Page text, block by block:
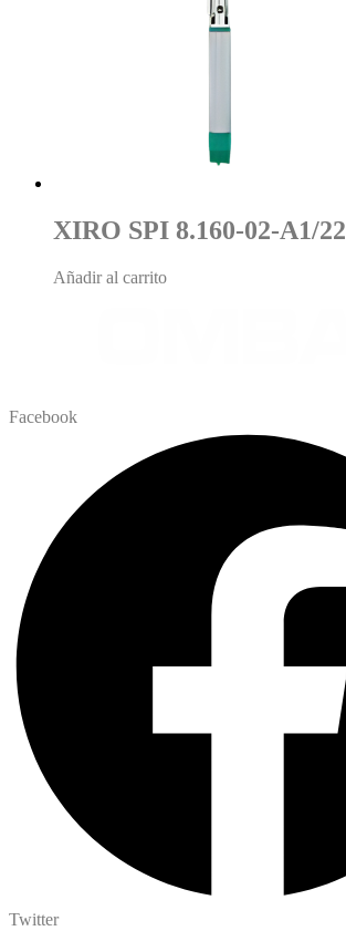
XIRO SPI 8.160-02-A1/22
Añadir al carrito
Facebook
Twitter